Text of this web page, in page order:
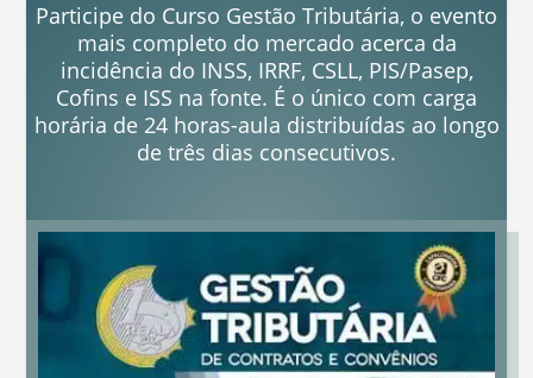
Participe do Curso Gestão Tributária, o evento
mais completo do mercado acerca da
incidência do INSS, IRRF, CSLL, PIS/Pasep,
Cofins e ISS na fonte. É o único com carga
horária de 24 horas-aula distribuídas ao longo
de três dias consecutivos.